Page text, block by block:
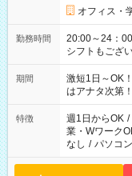
オフィス・
勤務時間
20:00～24：00
シフトもござ
期間
激短1日～OK
はアナタ次第！
特徴 週1日からOK /
業・Wワーク
なし / パソコ